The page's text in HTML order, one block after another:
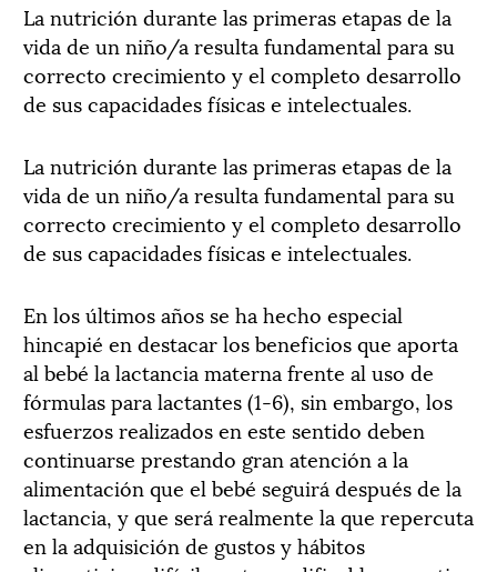
La nutrición durante las primeras etapas de la
vida de un niño/a resulta fundamental para su
correcto crecimiento y el completo desarrollo
de sus capacidades físicas e intelectuales.
La nutrición durante las primeras etapas de la
vida de un niño/a resulta fundamental para su
correcto crecimiento y el completo desarrollo
de sus capacidades físicas e intelectuales.
En los últimos años se ha hecho especial
hincapié en destacar los beneficios que aporta
al bebé la lactancia materna frente al uso de
fórmulas para lactantes (1-6), sin embargo, los
esfuerzos realizados en este sentido deben
continuarse prestando gran atención a la
alimentación que el bebé seguirá después de la
lactancia, y que será realmente la que repercuta
en la adquisición de gustos y hábitos